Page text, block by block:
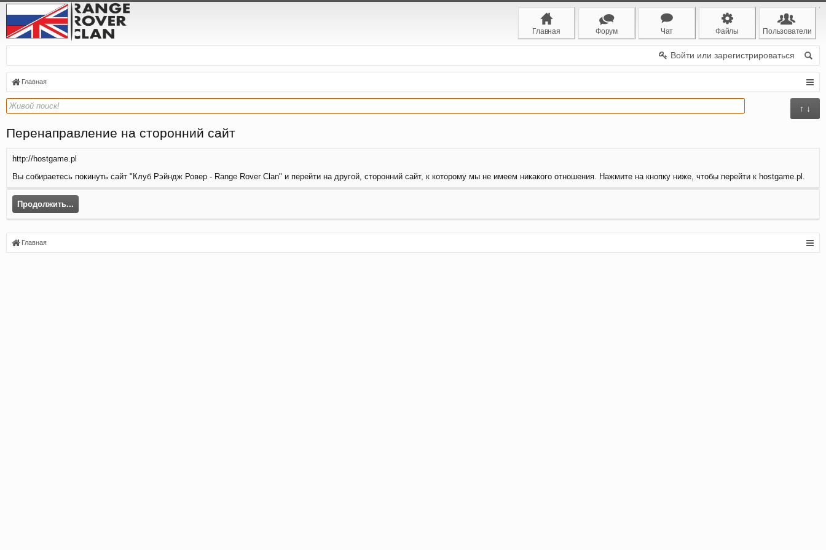
Главная Форум Чат Файлы Пользователи
Войти или зарегистрироваться
Главная
↑ ↓
Перенаправление на сторонний сайт
http://hostgame.pl
Вы собираетесь покинуть сайт "Клуб Рэйндж Ровер - Range Rover Clan" и перейти на другой, сторонний сайт, к которому мы не имеем никакого отношения. Нажмите на кнопку ниже, чтобы перейти к hostgame.pl.
Продолжить...
Главная